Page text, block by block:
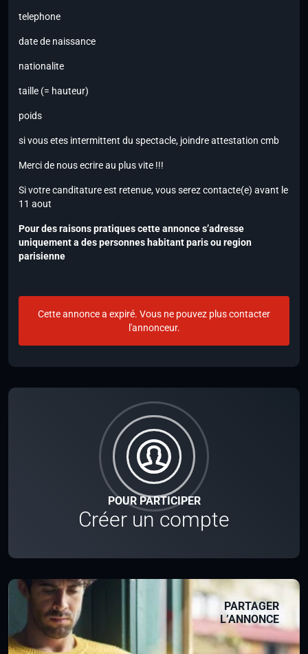
POUR PARTICIPER
Créer un compte
PARTAGER
L’ANNONCE
telephone
date de naissance
nationalite
taille (= hauteur)
poids
si vous etes intermittent du spectacle, joindre attestation cmb
Merci de nous ecrire au plus vite !!!
Si votre canditature est retenue, vous serez contacte(e) avant le
11 aout
Pour des raisons pratiques cette annonce s’adresse
uniquement a des personnes habitant paris ou region
parisienne
Cette annonce a expiré. Vous ne pouvez plus contacter
l'annonceur.